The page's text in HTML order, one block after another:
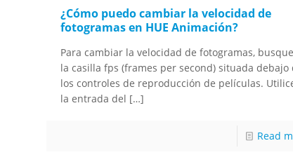
¿Cómo puedo cambiar la velocidad de
fotogramas en HUE Animación?
Para cambiar la velocidad de fotogramas, busque
la casilla fps (frames per second) situada debajo
los controles de reproducción de películas.
la entrada del […]
Read